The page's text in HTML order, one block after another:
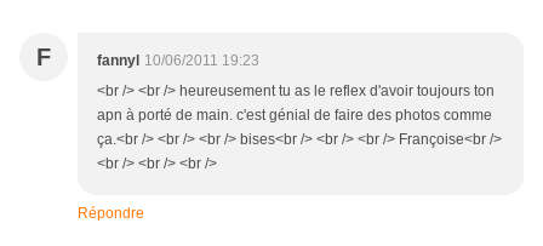
F fannyl 10/06/2011 19:23
<br /> <br /> heureusement tu as le reflex d'avoir toujours ton
apn à porté de main. c'est génial de faire des photos comme
ça.<br /> <br /> <br /> bises<br /> <br /> <br /> Françoise<br />
<br /> <br /> <br />
Répondre